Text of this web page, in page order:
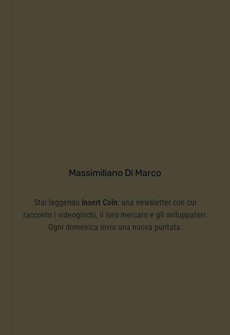
Massimiliano Di Marco
Stai leggendo Insert Coin: una newsletter con cui
racconto i videogiochi, il loro mercato e gli sviluppatori.
Ogni domenica invio una nuova puntata.